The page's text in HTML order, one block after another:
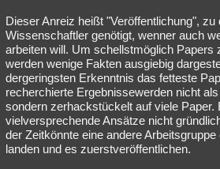
Dieser Anreiz heißt "Veröffentlichung", zu
Wissenschaftler genötigt, wenner auch
arbeiten will. Um schellstmöglich Papers
werden wenige Fakten ausgiebig
dergeringsten Erkenntnis das fetteste
recherchierte Ergebnissewerden nicht
sondern zerhackstückelt auf viele Paper.
vielversprechende Ansätze nicht
der Zeitkönnte eine andere
landen und es zuerstveröffentlichen.